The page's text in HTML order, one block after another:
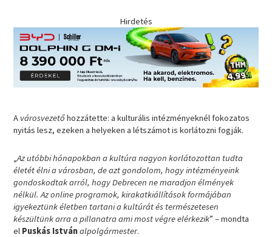
Hirdetés
A városvezetőhozzátette: a kulturális intézményeknél fokozatos
nyitás lesz, ezeken a helyeken a létszámot is korlátozni fogják.
„Az utóbbi hónapokban a kultúra nagyon korlátozottan tudta
életét élni a városban, de azt gondolom, hogy intézményeink
gondoskodtak arról, hogy Debrecen ne maradjon élmények
nélkül. Az online programok, kirakatkiállítások formájában
igyekeztünk életben tartani a kultúrát és természetesen
készültünk arra a pillanatra ami most végre elérkezik” – mondta
el Puskás Istvánalpolgármester.